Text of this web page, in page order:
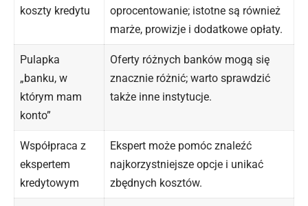
koszty kredytu
oprocentowanie; istotne są również
marże, prowizje i dodatkowe opłaty.
Pulapka
„banku, w
którym mam
konto”
Oferty różnych banków mogą się
znacznie różnić; warto sprawdzić
także inne instytucje.
Współpraca z
ekspertem
kredytowym
Ekspert może pomóc znaleźć
najkorzystniejsze opcje i unikać
zbędnych kosztów.